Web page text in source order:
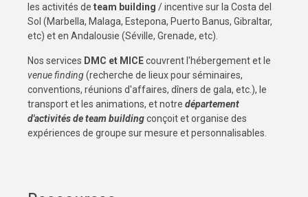
les activités de team building / incentive sur la Costa del
Sol (Marbella, Malaga, Estepona, Puerto Banus, Gibraltar,
etc) et en Andalousie (Séville, Grenade, etc).
Nos services DMC et MICEcouvrent l'hébergement et le
venue finding(recherche de lieux pour séminaires,
conventions, réunions d'affaires, dîners de gala, etc.), le
transport et les animations, et notre département
d'activités de team buildingconçoit et organise des
expériences de groupe sur mesure et personnalisables.